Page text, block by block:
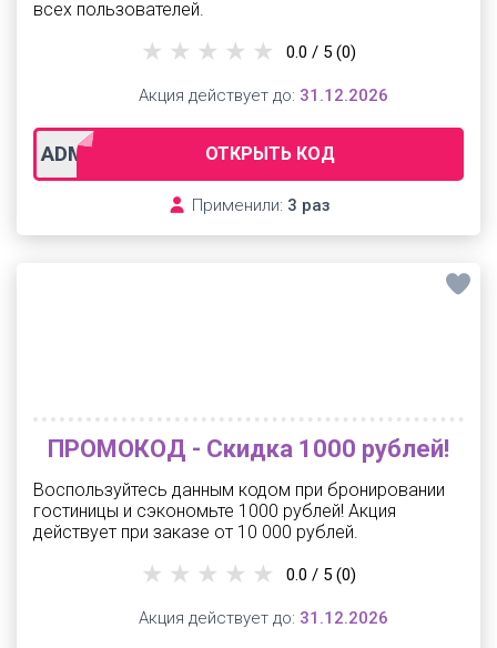
всех пользователей.
ADM-ALL1500 ОТКРЫТЬ КОД
Применили: 3 раз
0.0 / 5 (0)
Акция действует до: 31.12.2026
ПРОМОКОД - Скидка 1000 рублей!
Воспользуйтесь данным кодом при бронировании
гостиницы и сэкономьте 1000 рублей! Акция
действует при заказе от 10 000 рублей.
0.0 / 5 (0)
Акция действует до: 31.12.2026